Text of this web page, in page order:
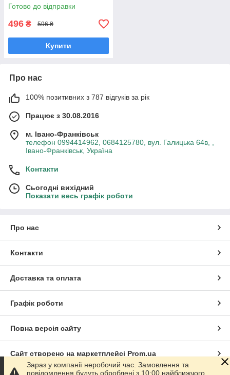
Готово до відправки
496 ₴ 596 ₴
Купити
Про нас
100% позитивних з 787 відгуків за рік
Працює з 30.08.2016
м. Івано-Франківськ
телефон 0994414962, 0684125780, вул. Галицька 64в, ,
Івано-Франківськ, Україна
Контакти
Сьогодні вихідний
Показати весь графік роботи
Про нас
Контакти
Доставка та оплата
Графік роботи
Повна версія сайту
Сайт створено на маркетплейсі Prom.ua
Зараз у компанії неробочий час. Замовлення та
повідомлення будуть оброблені з 10:00 найближчого